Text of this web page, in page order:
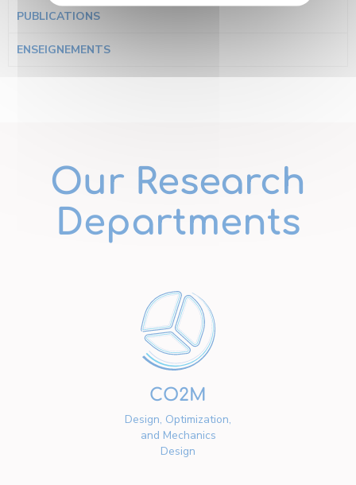
PUBLICATIONS
ENSEIGNEMENTS
Our Research
Departments
CO2M
Design, Optimization,
and Mechanics
Design